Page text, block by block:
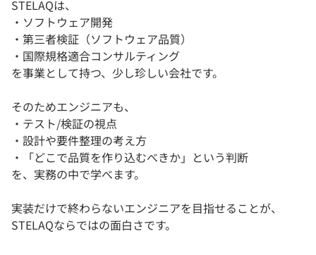
STELAQは、
・ソフトウェア開発
・第三者検証（ソフトウェア品質）
・国際規格適合コンサルティング
を事業として持つ、少し珍しい会社です。
そのためエンジニアも、
・テスト/検証の視点
・設計や要件整理の考え方
・「どこで品質を作り込むべきか」という判断
を、実務の中で学べます。
実装だけで終わらないエンジニアを目指せることが、
STELAQならではの面白さです。